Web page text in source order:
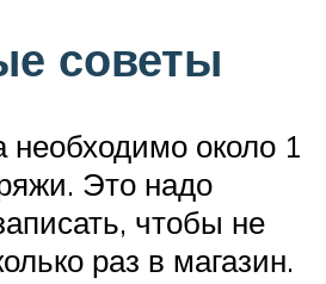
советы
необходимо около 1
Это надо
чтобы не
раз в магазин.